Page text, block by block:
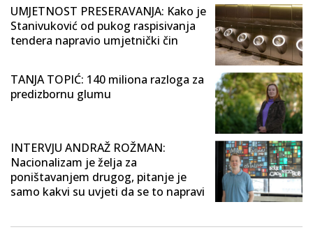
UMJETNOST PRESERAVANJA: Kako je
Stanivuković od pukog raspisivanja
tendera napravio umjetnički čin
TANJA TOPIĆ: 140 miliona razloga za
predizbornu glumu
INTERVJU ANDRAŽ ROŽMAN:
Nacionalizam je želja za
poništavanjem drugog, pitanje je
samo kakvi su uvjeti da se to napravi